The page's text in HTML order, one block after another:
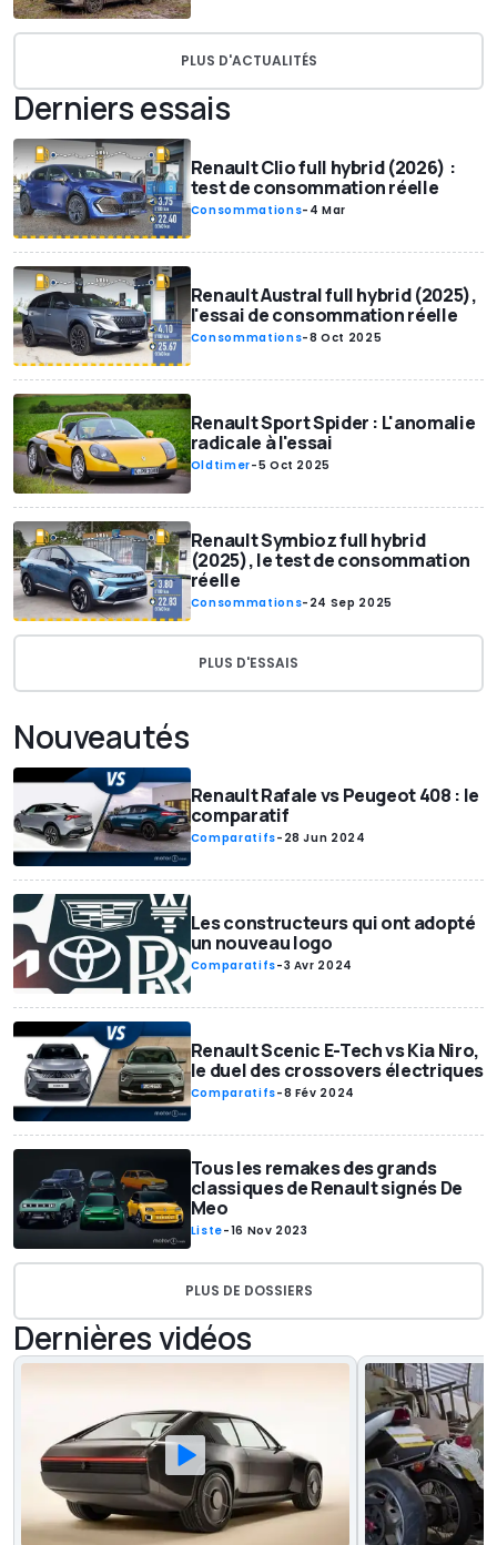
PLUS D'ACTUALITÉS
Derniers essais
Renault Clio full hybrid (2026) :
test de consommation réelle
Consommations- 4 Mar
Renault Austral full hybrid (2025),
l'essai de consommation réelle
Consommations-8 Oct 2025
Renault Sport Spider : L'anomalie
radicale à l'essai
Oldtimer-5 Oct 2025
Renault Symbioz full hybrid
(2025), le test de consommation
réelle
Consommations- 24 Sep 2025
PLUS D'ESSAIS
Nouveautés
Renault Rafale vs Peugeot 408 : le
comparatif
Comparatifs- 28 Jun 2024
Les constructeurs qui ont adopté
un nouveau logo
Comparatifs-3 Avr 2024
Renault Scenic E-Tech vs Kia Niro,
le duel des crossovers électriques
Comparatifs-8 Fév 2024
Tous les remakes des grands
classiques de Renault signés De
Meo
Liste-16 Nov 2023
PLUS DE DOSSIERS
Dernières vidéos